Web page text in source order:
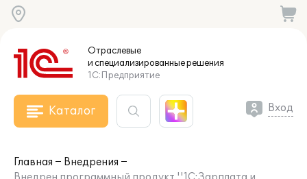
Отраслевые
и специализированныерешения
1С:Предприятие
Каталог Вход
Главная
Внедрения